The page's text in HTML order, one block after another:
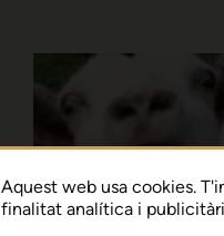
Aquest web usa cookies.
finalitat analítica i